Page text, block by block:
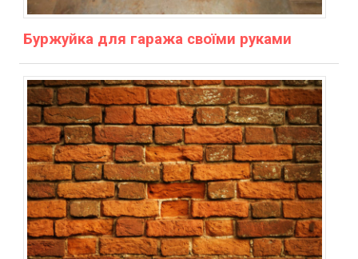
Буржуйка для гаража своїми руками